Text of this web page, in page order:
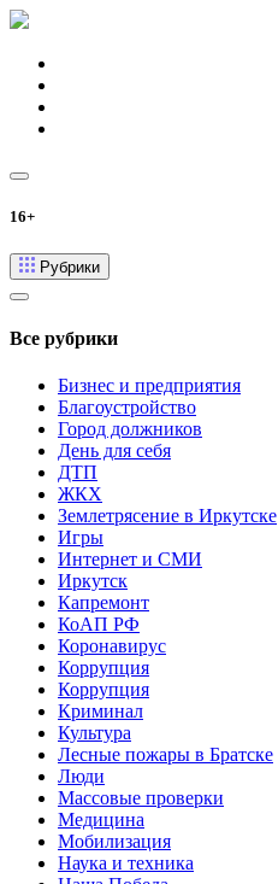
16+
Рубрики
Все рубрики
Бизнес и предприятия
Благоустройство
Город должников
День для себя
ДТП
ЖКХ
Землетрясение в Иркутске
Игры
Интернет и СМИ
Иркутск
Капремонт
КоАП РФ
Коронавирус
Коррупция
Коррупция
Криминал
Культура
Лесные пожары в Братске
Люди
Массовые проверки
Медицина
Мобилизация
Наука и техника